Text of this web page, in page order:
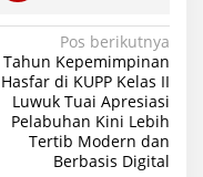
Pos berikutnya
Tahun Kepemimpinan
Hasfar di KUPP Kelas II
Luwuk Tuai Apresiasi
Pelabuhan Kini Lebih
Tertib Modern dan
Berbasis Digital